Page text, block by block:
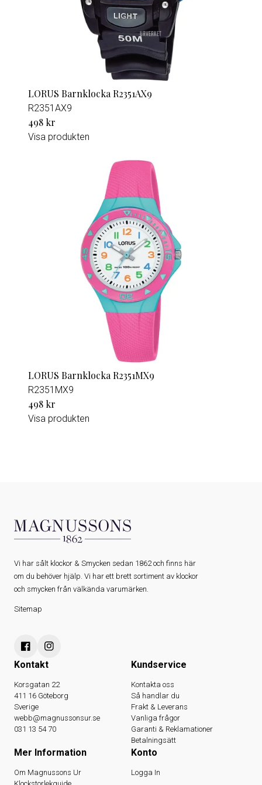
LORUS Barnklocka R2351AX9
R2351AX9
498 kr
Visa produkten
LORUS Barnklocka R2351MX9
R2351MX9
498 kr
Visa produkten
Vi har sålt klockor & Smycken sedan 1862 och finns här
om du behöver hjälp. Vi har ett brett sortiment av klockor
och smycken från välkända varumärken.
Sitemap
Kontakt
Korsgatan 22
411 16 Göteborg
Sverige
webb@magnussonsur.se
031 13 54 70
Kundservice
Kontakta oss
Så handlar du
Frakt & Leverans
Vanliga frågor
Garanti & Reklamationer
Betalningsätt
Mer Information
Om Magnussons Ur
Konto
Logga In